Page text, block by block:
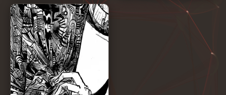
The Dying Snake